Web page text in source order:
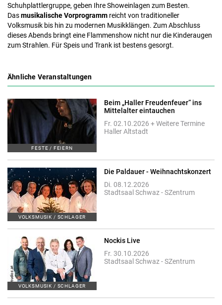
Schuhplattlergruppe, geben Ihre Showeinlagen zum Besten.
Dasmusikalische Vorprogramm reicht von traditioneller
Volksmusik bis hin zu modernen Musikklängen. Zum Abschluss
dieses Abends bringt eine Flammenshow nicht nur die Kinderaugen
zum Strahlen. Für Speis und Trank ist bestens gesorgt.
Ähnliche Veranstaltungen
FESTE / FEIERN
Beim „Haller Freudenfeuer“ ins
Mittelalter eintauchen
Fr. 02.10.2026 + Weitere Termine
Haller Altstadt
VOLKSMUSIK / SCHLAGER
Die Paldauer - Weihnachtskonzert
Di. 08.12.2026
Stadtsaal Schwaz - SZentrum
VOLKSMUSIK / SCHLAGER
Nockis Live
Fr. 30.10.2026
Stadtsaal Schwaz - SZentrum